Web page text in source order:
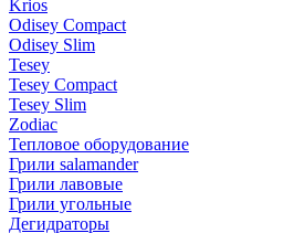
Krios
Odisey Compact
Odisey Slim
Tesey
Tesey Compact
Tesey Slim
Zodiac
Тепловое оборудование
Грили salamander
Грили лавовые
Грили угольные
Дегидраторы